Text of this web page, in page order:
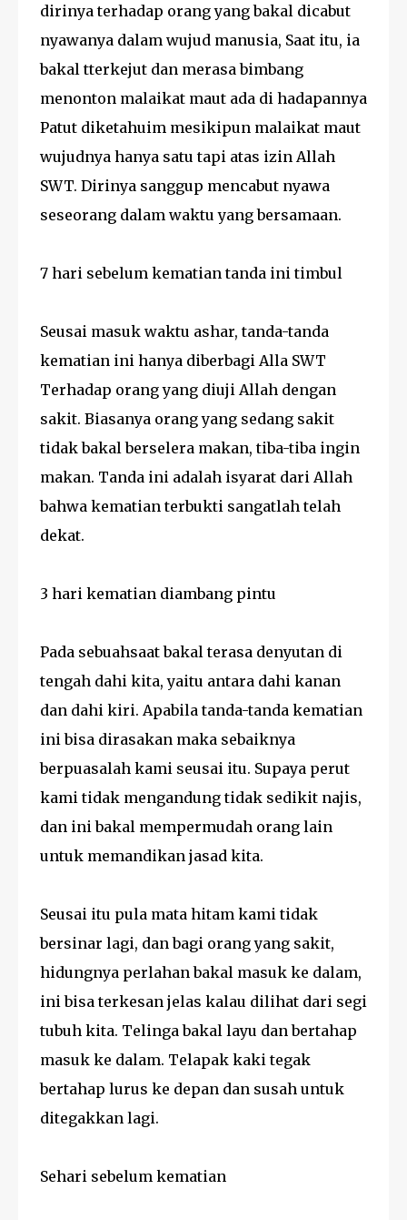
dirinya terhadap orang yang bakal dicabut
nyawanya dalam wujud manusia, Saat itu, ia
bakal tterkejut dan merasa bimbang
menonton malaikat maut ada di hadapannya
Patut diketahuim mesikipun malaikat maut
wujudnya hanya satu tapi atas izin Allah
SWT. Dirinya sanggup mencabut nyawa
seseorang dalam waktu yang bersamaan.
7 hari sebelum kematian tanda ini timbul
Seusai masuk waktu ashar, tanda-tanda
kematian ini hanya diberbagi Alla SWT
Terhadap orang yang diuji Allah dengan
sakit. Biasanya orang yang sedang sakit
tidak bakal berselera makan, tiba-tiba ingin
makan. Tanda ini adalah isyarat dari Allah
bahwa kematian terbukti sangatlah telah
dekat.
3 hari kematian diambang pintu
Pada sebuahsaat bakal terasa denyutan di
tengah dahi kita, yaitu antara dahi kanan
dan dahi kiri. Apabila tanda-tanda kematian
ini bisa dirasakan maka sebaiknya
berpuasalah kami seusai itu. Supaya perut
kami tidak mengandung tidak sedikit najis,
dan ini bakal mempermudah orang lain
untuk memandikan jasad kita.
Seusai itu pula mata hitam kami tidak
bersinar lagi, dan bagi orang yang sakit,
hidungnya perlahan bakal masuk ke dalam,
ini bisa terkesan jelas kalau dilihat dari segi
tubuh kita. Telinga bakal layu dan bertahap
masuk ke dalam. Telapak kaki tegak
bertahap lurus ke depan dan susah untuk
ditegakkan lagi.
Sehari sebelum kematian